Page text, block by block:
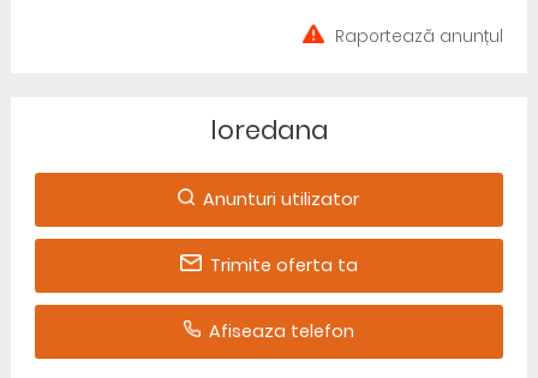
Raportează anunțul
loredana
Anunturi utilizator
Trimite oferta ta
Afiseaza telefon